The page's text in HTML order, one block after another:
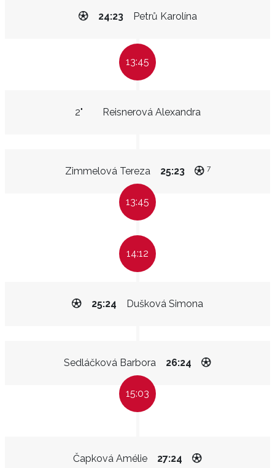
Petrů Karolína
24:23
13:45
Reisnerová Alexandra
2"
Zimmelová Tereza 25:23 7
13:45
14:12
Dušková Simona
25:24
Sedláčková Barbora 26:24
15:03
Čapková Amélie 27:24